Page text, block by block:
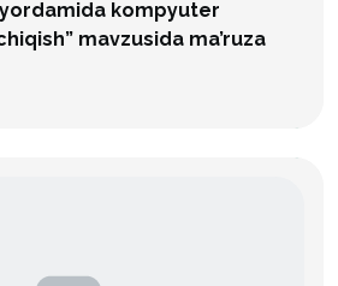
kompyuter
mavzusida ma’ruza